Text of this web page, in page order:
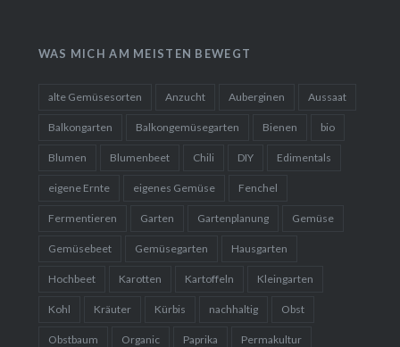
WAS MICH AM MEISTEN BEWEGT
alte Gemüsesorten Anzucht Auberginen Aussaat
Balkongarten Balkongemüsegarten Bienen bio
Blumen Blumenbeet Chili DIY Edimentals
eigene Ernte eigenes Gemüse Fenchel
Fermentieren Garten Gartenplanung Gemüse
Gemüsebeet Gemüsegarten Hausgarten
Hochbeet Karotten Kartoffeln Kleingarten
Kohl Kräuter Kürbis nachhaltig Obst
Obstbaum Organic Paprika Permakultur